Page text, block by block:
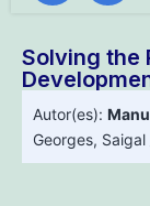
Solving the
Autor(es):
Georges,